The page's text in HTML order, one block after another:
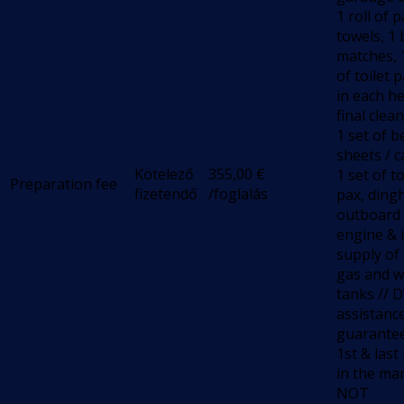
Preparation fee
Kötelező
fizetendő
355,00 €
/foglalás
1 roll of
towels, 1
matches,
of toilet
in each
final
1 set of
sheets /
1 set of
pax,
outboard
engine &
supply of
gas and
tanks //
1st &
in the
NOT